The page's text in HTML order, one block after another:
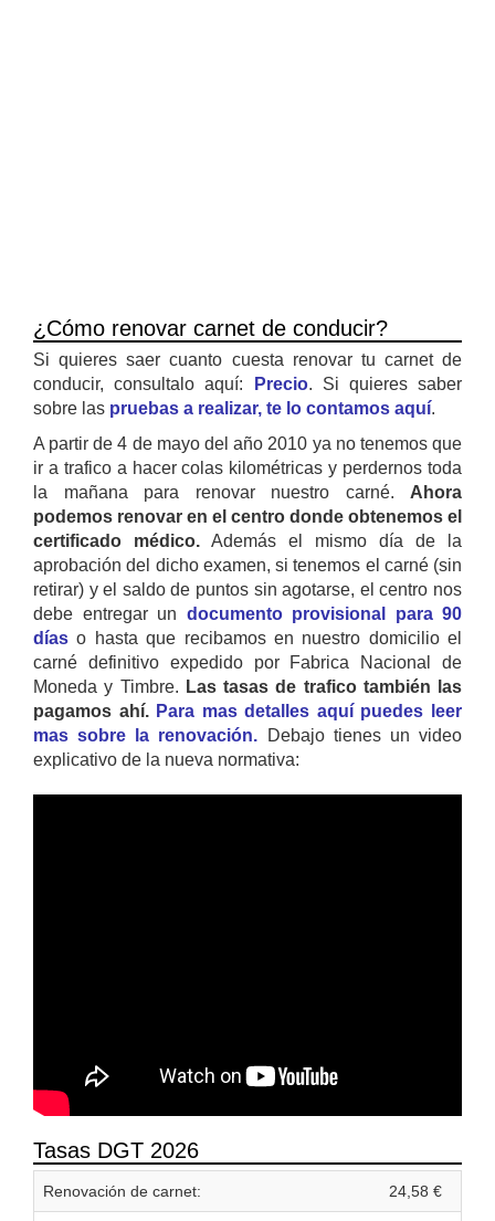
¿Cómo renovar carnet de conducir?
Si quieres saer cuanto cuesta renovar tu carnet de
conducir, consultalo aquí:
Precio. Si quieres saber
sobre las pruebas a realizar, te lo contamos aquí.
A partir de 4 de mayo del año 2010 ya no tenemos que
ir a trafico a hacer colas kilométricas y perdernos toda
la mañana para renovar nuestro carné. Ahora
podemos renovar en el centro donde obtenemos el
certificado médico. Además el mismo día de la
aprobación del dicho examen, si tenemos el carné (sin
retirar) y el saldo de puntos sin agotarse, el centro nos
debe entregar un documento provisional para 90
días o hasta que recibamos en nuestro domicilio el
carné definitivo expedido por Fabrica Nacional de
Moneda y Timbre. Las tasas de trafico también las
pagamos ahí. Para mas detalles aquí puedes leer
mas sobre la renovación. Debajo tienes un video
explicativo de la nueva normativa:
Tasas DGT 2026
Renovación de carnet: 24,58 €